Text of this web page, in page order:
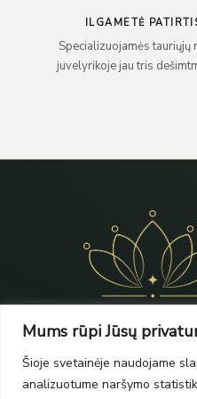
Mums rūpi Jūsų
Šioje svetainėje naudojame
analizuotume naršymo
ILGAMETĖ
Specializuojamės tauriųjų
juvelyrikoje jau tris